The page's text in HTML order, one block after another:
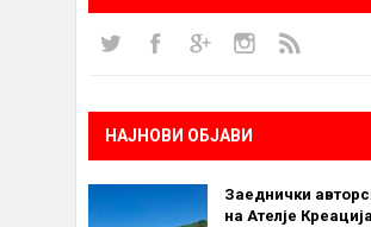
НАЈНОВИ ОБЈАВИ
Заеднички
на Ателје